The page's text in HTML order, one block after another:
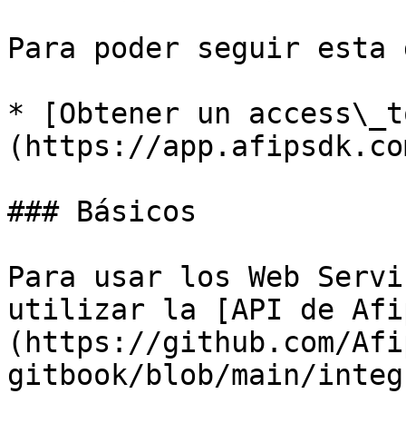
Para poder seguir
* [Obtener un
(https://
### Básicos
Para usar los Web
utilizar la [API de
(https://github.com/
gitbook/blob/main/